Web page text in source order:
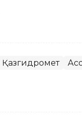
Қазгидромет